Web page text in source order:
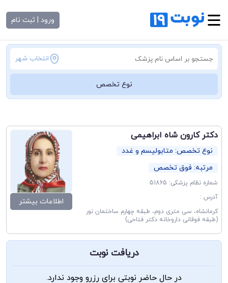
ورود | ثبت نام
انتخاب شهر
نوع تخصص
دکتر کارون شاه ابراهیمی
نوع تخصص: متابولیسم و غدد
مرتبه: فوق تخصص
شماره نظام پزشکی: 51865
آدرس :
کرمانشاه، سی متری دوم، طبقه چهارم ساختمان نور
(طبقه فوقانی داروخانه دکتر فتاحی)
اطلاعات بیشتر
دریافت نوبت
در حال حاضر نوبتی برای رزرو وجود ندارد.